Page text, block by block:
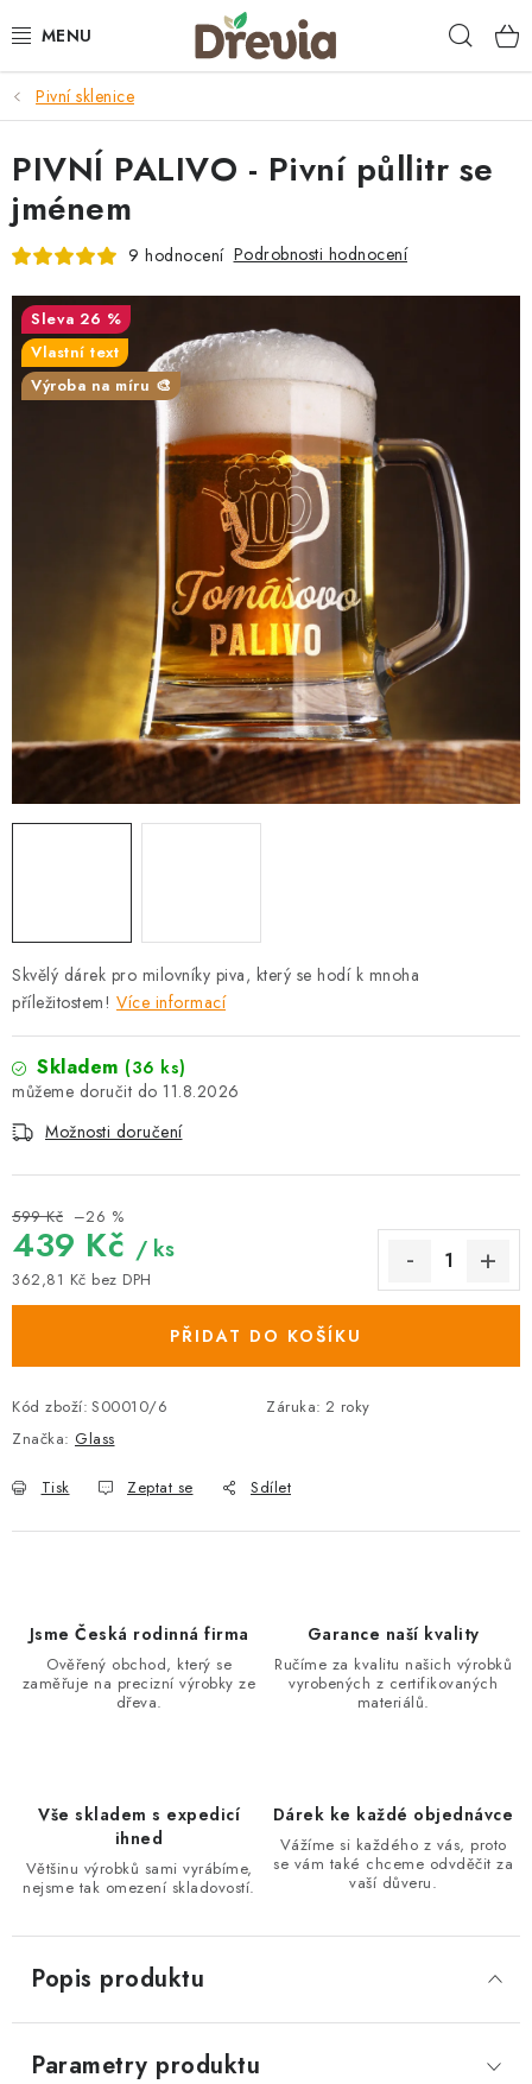
na
SVATBA 💍
DÁRKY
KRABIČKY
DEKORACE
MATERIÁLY A TVOŘENÍ
VÝPRODEJ 🔥
Hodnocení obchodu
Stav objednávky
Reklamace a vrácení zboží
Jak nakupovat
Dřeviny a certifikáty
Pro firmy Velkoobchod Kontakt
Pivní sklenice
Skvělý dárek pro milovníky piva, který se hodí k mnoha
příležitostem! Více informací
Skladem (36 ks)
11.8.2026
Možnosti doručení
599 Kč –26 %
439 Kč / ks
362,81 Kč bez DPH
Měrná cena:
PŘIDAT DO KOŠÍKU
Kód zboží: S00010/6 Záruka: 2 roky
Značka: Glass
Tisk Zeptat se Sdílet
PIVNÍ PALIVO - Pivní půllitr se
jménem
9 hodnocení Podrobnosti hodnocení
26 %
Vlastní text
Výroba na míru 🎨
Jsme Česká rodinná firma
Ověřený obchod, který se
zaměřuje na precizní výrobky ze
dřeva.
Garance naší kvality
Ručíme za kvalitu našich výrobků
vyrobených z certifikovaných
materiálů.
Vše skladem s expedicí
ihned
Většinu výrobků sami vyrábíme,
nejsme tak omezení skladovostí.
Dárek ke každé objednávce
Vážíme si každého z vás, proto
se vám také chceme odvděčit za
vaší důveru.
Popis produktu
Parametry produktu